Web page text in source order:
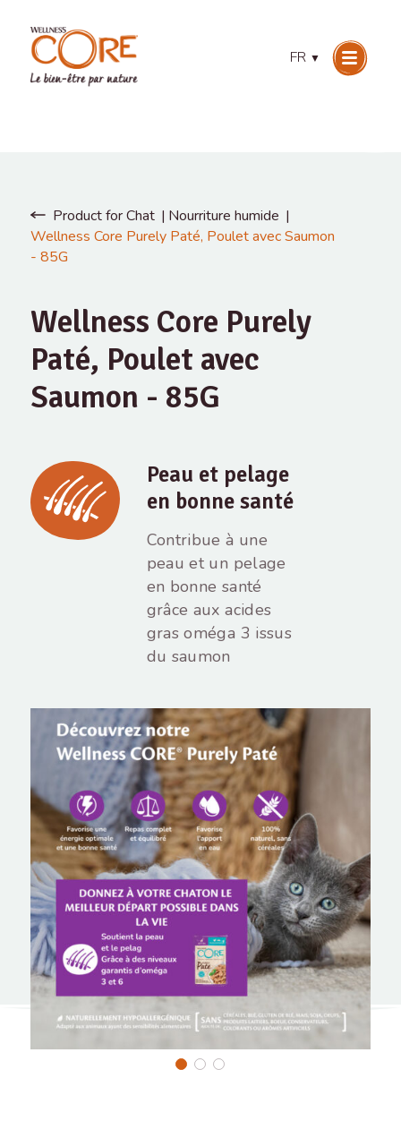
FR ▼
Product for Chat
Nourriture humide
Wellness Core Purely Paté, Poulet avec Saumon
- 85G
Wellness Core Purely
Paté, Poulet avec
Saumon - 85G
Peau et pelage
en bonne santé
Contribue à une
peau et un pelage
en bonne santé
grâce aux acides
gras oméga 3 issus
du saumon